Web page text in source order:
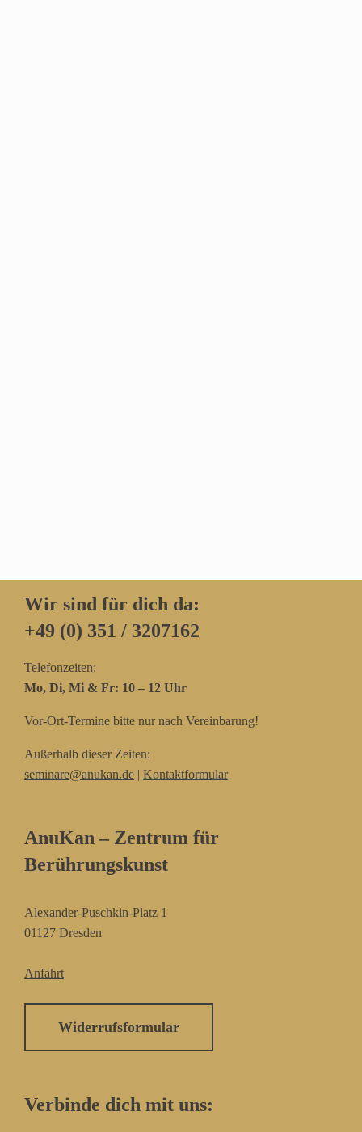
Wir sind für dich da:
+49 (0) 351 / 3207162‬
Telefonzeiten:
Mo, Di, Mi & Fr: 10 – 12 Uhr
Vor-Ort-Termine bitte nur nach Vereinbarung!
Außerhalb dieser Zeiten:
seminare@anukan.de | Kontaktformular
AnuKan – Zentrum für
Berührungskunst
Alexander-Puschkin-Platz 1
01127 Dresden
Anfahrt
Widerrufsformular
Verbinde dich mit uns: